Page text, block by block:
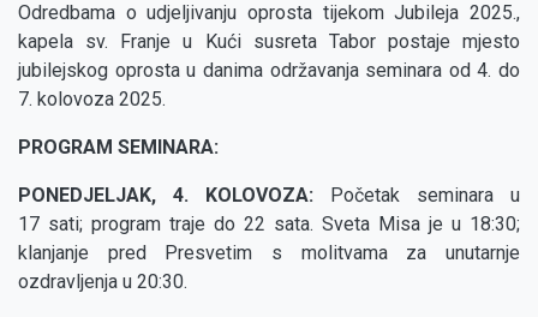
Odredbama o udjeljivanju oprosta tijekom Jubileja 2025.,
kapela sv. Franje u Kući susreta Tabor postaje mjesto
jubilejskog oprosta u danima održavanja seminara od 4. do
7. kolovoza 2025.
PROGRAM SEMINARA:
PONEDJELJAK, 4. KOLOVOZA: Početak seminara u
17 sati; program traje do 22 sata. Sveta Misa je u 18:30;
klanjanje pred Presvetim s molitvama za unutarnje
ozdravljenja u 20:30.